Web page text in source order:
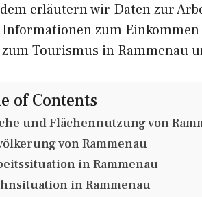
erläutern wir Daten zur
Informationen zum
Tourismus in Rammenau
of Contents
und Flächennutzung von
von Rammenau
in Rammenau
in Rammenau